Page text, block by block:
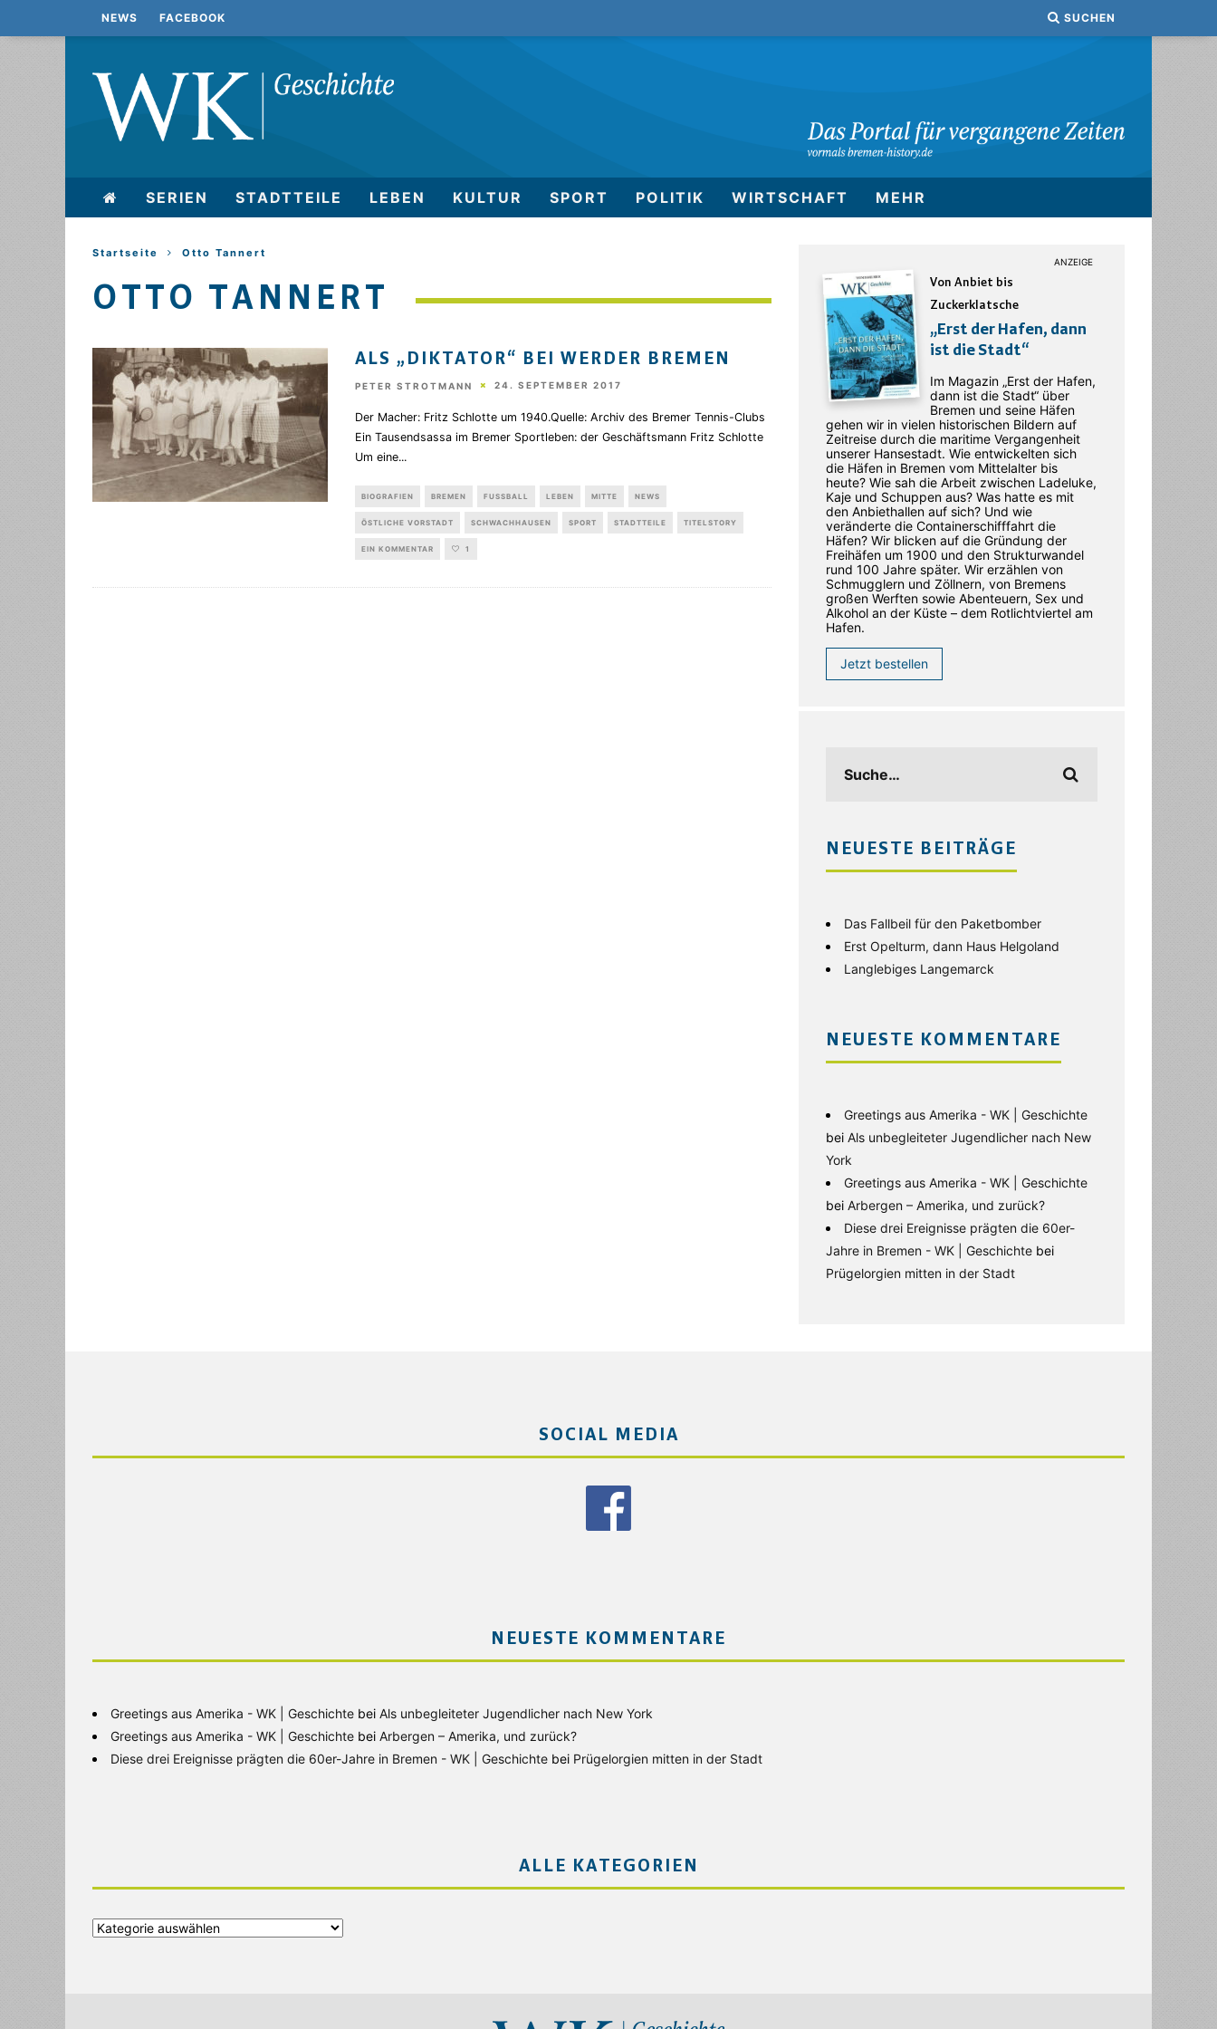
NEWS FACEBOOK SUCHEN
SERIEN STADTTEILE LEBEN KULTUR SPORT POLITIK WIRTSCHAFT MEHR
Startseite Otto Tannert
OTTO TANNERT
ALS „DIKTATOR“ BEI WERDER BREMEN
PETER STROTMANN 24. SEPTEMBER 2017
Der Macher: Fritz Schlotte um 1940.Quelle: Archiv des Bremer Tennis-Clubs
Ein Tausendsassa im Bremer Sportleben: der Geschäftsmann Fritz Schlotte
Um eine...
BIOGRAFIEN BREMEN FUSSBALL LEBEN MITTE NEWS
ÖSTLICHE VORSTADT SCHWACHHAUSEN SPORT STADTTEILE TITELSTORY
EIN KOMMENTAR 1
Von Anbiet bis
Zuckerklatsche
„Erst der Hafen, dann
ist die Stadt“
Im Magazin „Erst der Hafen,
dann ist die Stadt“ über
Bremen und seine Häfen
gehen wir in vielen historischen Bildern auf
Zeitreise durch die maritime Vergangenheit
unserer Hansestadt. Wie entwickelten sich
die Häfen in Bremen vom Mittelalter bis
heute? Wie sah die Arbeit zwischen Ladeluke,
Kaje und Schuppen aus? Was hatte es mit
den Anbiethallen auf sich? Und wie
veränderte die Containerschifffahrt die
Häfen? Wir blicken auf die Gründung der
Freihäfen um 1900 und den Strukturwandel
rund 100 Jahre später. Wir erzählen von
Schmugglern und Zöllnern, von Bremens
großen Werften sowie Abenteuern, Sex und
Alkohol an der Küste – dem Rotlichtviertel am
Hafen.
Jetzt bestellen
NEUESTE BEITRÄGE
Das Fallbeil für den Paketbomber
Erst Opelturm, dann Haus Helgoland
Langlebiges Langemarck
NEUESTE KOMMENTARE
Greetings aus Amerika - WK | Geschichte
bei Als unbegleiteter Jugendlicher nach New
York
Greetings aus Amerika - WK | Geschichte
bei Arbergen – Amerika, und zurück?
Diese drei Ereignisse prägten die 60er-
Jahre in Bremen - WK | Geschichte bei
Prügelorgien mitten in der Stadt
SOCIAL MEDIA
NEUESTE KOMMENTARE
Greetings aus Amerika - WK | Geschichte bei Als unbegleiteter Jugendlicher nach New York
Greetings aus Amerika - WK | Geschichte bei Arbergen – Amerika, und zurück?
Diese drei Ereignisse prägten die 60er-Jahre in Bremen - WK | Geschichte bei Prügelorgien mitten in der Stadt
ALLE KATEGORIEN
Alle